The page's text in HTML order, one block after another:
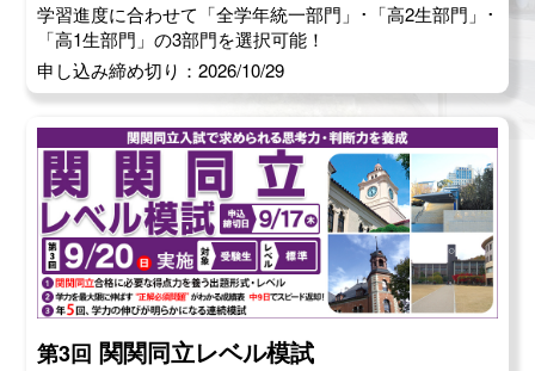
学習進度に合わせて「全学年統一部門」･「高2生部門」･
「高1生部門」の3部門を選択可能！
申し込み締め切り：2026/10/29
第3回 関関同立レベル模試